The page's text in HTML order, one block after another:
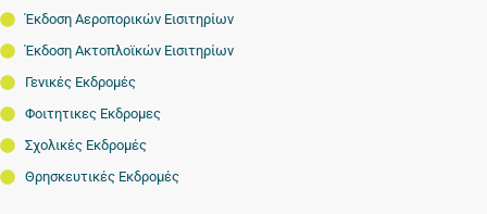
Έκδοση Αεροπορικών Εισιτηρίων
Έκδοση Ακτοπλοϊκών Εισιτηρίων
Γενικές Εκδρομές
Φοιτητικες Εκδρομες
Σχολικές Εκδρομές
Θρησκευτικές Εκδρομές